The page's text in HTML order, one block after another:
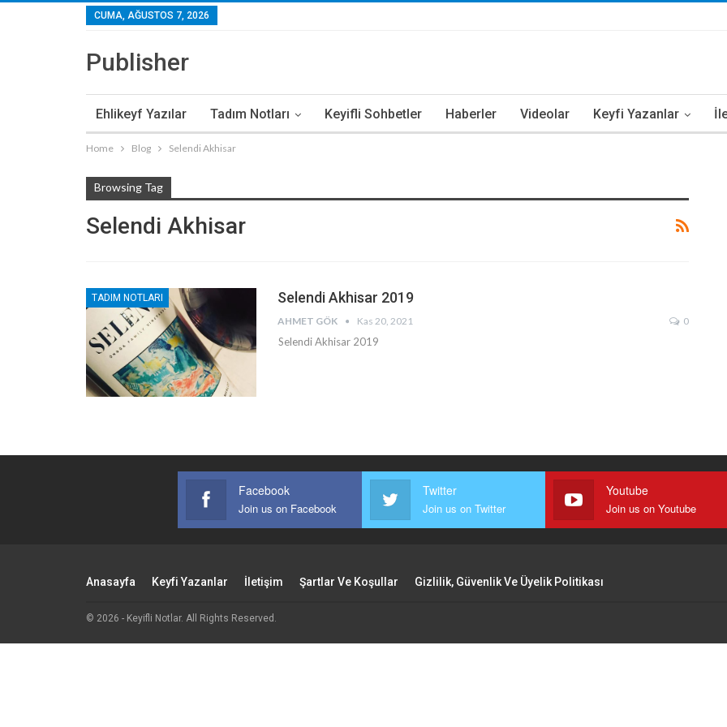
CUMA, AĞUSTOS 7, 2026
Publisher
Ehlikeyf Yazılar Tadım Notları Keyifli Sohbetler Haberler Videolar Keyfi Yazanlar
Home Blog Selendi Akhisar
Browsing Tag
Selendi Akhisar
TADIM NOTLARI Selendi Akhisar 2019
AHMET GÖK Kas 20, 2021 0
Selendi Akhisar 2019
Facebook
Join us on Facebook
Twitter
Join us on Twitter
Youtube
Join us on Youtube
Anasayfa Keyfi Yazanlar İletişim Şartlar Ve Koşullar Gizlilik, Güvenlik Ve Üyelik Politikası
© 2026 - Keyifli Notlar. All Rights Reserved.